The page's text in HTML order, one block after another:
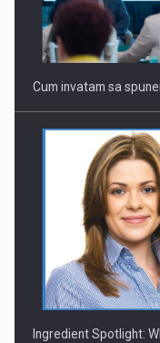
Investitii Digitalizare
Cum invatam sa
Ingredient Spotlight: